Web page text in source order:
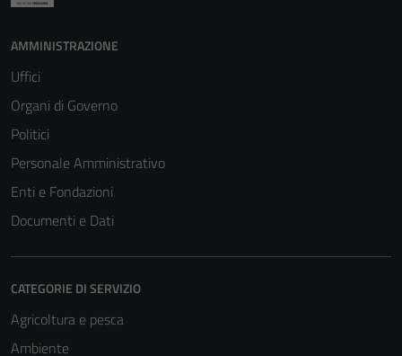
AMMINISTRAZIONE
Uffici
Organi di Governo
Politici
Personale Amministrativo
Enti e Fondazioni
Documenti e Dati
CATEGORIE DI SERVIZIO
Agricoltura e pesca
Ambiente